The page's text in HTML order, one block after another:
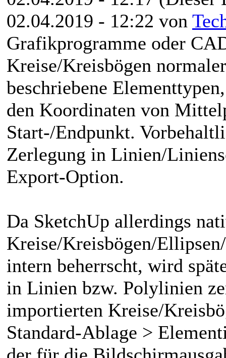
02.04.2019 - 12:22 von
Grafikprogramme oder
Kreise/Kreisbögen
beschriebene
den Koordinaten von
Start-/Endpunkt.
Zerlegung in Linien/
Export-Option.
Da SketchUp allerdings
Kreise/Kreisbögen/
intern beherrscht, wird
in Linien bzw. Polylinien
importierten Kreise/
Standard-Ablage >